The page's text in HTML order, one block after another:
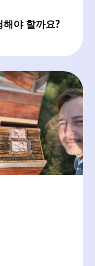
야 할까요?